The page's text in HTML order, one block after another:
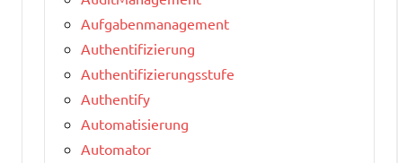
Aufgabenmanagement
Authentifizierung
Authentifizierungsstufe
Authentify
Automatisierung
Automator